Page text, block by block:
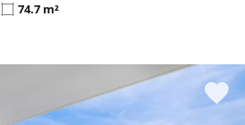
74.7 m²